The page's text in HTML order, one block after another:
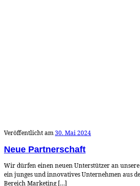
Veröffentlicht am30. Mai 2024
Neue Partnerschaft
Wir dürfen einen neuen Unterstützer an
ein junges und innovatives Unternehmen aus
Bereich Marketing […]